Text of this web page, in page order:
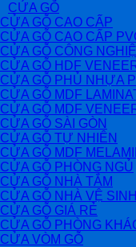
CỬA GỖ
CỬA GỖ CAO CẤP
CỬA GỖ CAO CẤP
CỬA GỖ CÔNG
CỬA GỖ HDF
CỬA GỖ PHỦ NHỰA
CỬA GỖ MDF
CỬA GỖ MDF
CỬA GỖ SÀI GÒN
CỬA GỖ TỰ NHIÊN
CỬA GỖ MDF
CỬA GỖ PHÒNG NGỦ
CỬA GỖ NHÀ TẮM
CỬA GỖ NHÀ VỆ SINH
CỬA GỖ GIÁ RẺ
CỬA GỖ PHÒNG
CỬA VÒM GỖ